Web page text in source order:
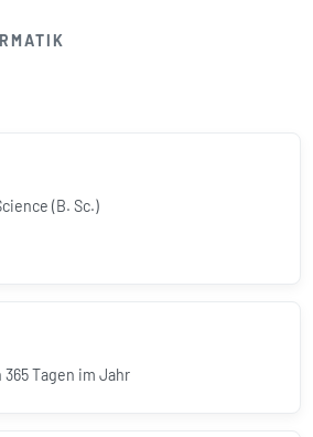
(B. Sc.)
365 Tagen im Jahr